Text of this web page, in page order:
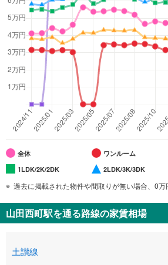
全体 ワンルーム
1LDK/2K/2DK
2LDK/3K/3DK
過去に掲載された物件や間取りが無い場合、0万
山田西町駅を通る路線の家賃相場
土讃線